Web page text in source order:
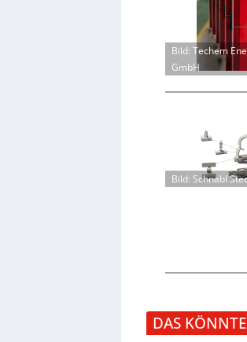
Bild: Techem
GmbH
Bild: Schnabl
DAS